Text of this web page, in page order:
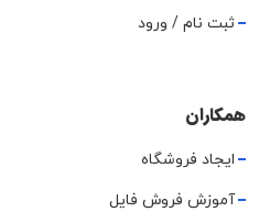
ثبت نام / ورود
همکاران
ایجاد فروشگاه
آموزش فروش فایل